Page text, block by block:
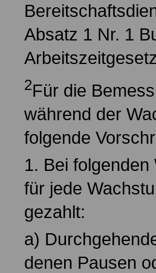
Absatz 1 Nr. 1
2Für die
während der
folgende
1. Bei
für jede
gezahlt:
a)
denen Pausen